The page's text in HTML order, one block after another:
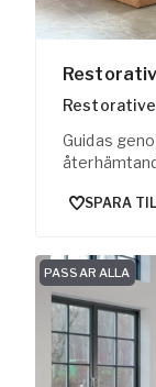
Guidas
SPARA
PASSAR ALLA